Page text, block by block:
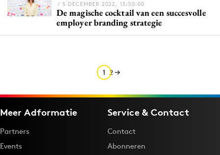
/ 5 DECEMBER 2022, 13:50:00
De magische cocktail van een succesvolle
employer branding strategie
1 2
Meer Adformatie
Partners
Events
Service & Contact
Contact
Abonneren